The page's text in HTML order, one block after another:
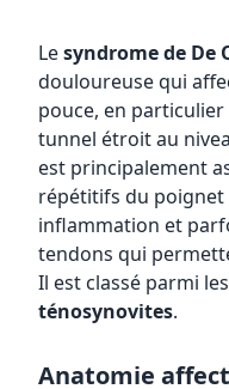
Lesyndrome de De
douloureuse qui
pouce, en
tunnel étroit au
est principalement
répétitifs du
inflammation et
tendons qui
Il est classé parmi les
ténosynovites.
Anatomie